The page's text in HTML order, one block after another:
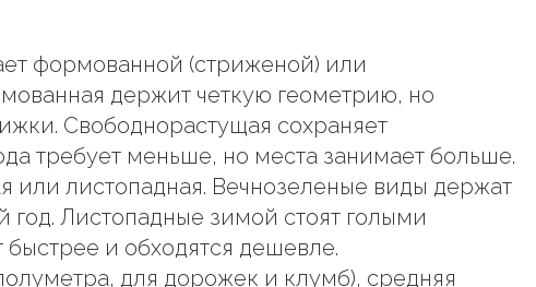
формованной (стриженой) или
держит четкую геометрию, но
Свободнорастущая сохраняет
требует меньше, но места занимает больше.
или листопадная. Вечнозеленые виды держат
год. Листопадные зимой стоят голыми
быстрее и обходятся дешевле.
для дорожек и клумб), средняя